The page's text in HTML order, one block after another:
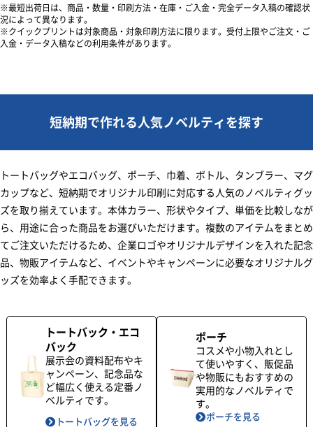
最短出荷日は、商品・数量・印刷方法・在庫・ご入金・完全データ入稿の確認状
況によって異なります。
クイックプリントは対象商品・対象印刷方法に限ります。受付上限やご注文・ご
入金・データ入稿などの利用条件があります。
短納期で作れる人気ノベルティを探す
トートバッグやエコバッグ、ポーチ、巾着、ボトル、タンブラー、マグ
カップなど、短納期でオリジナル印刷に対応する人気のノベルティグッ
ズを取り揃えています。本体カラー、形状やタイプ、単価を比較しなが
ら、用途に合った商品をお選びいただけます。複数のアイテムをまとめ
てご注文いただけるため、企業ロゴやオリジナルデザインを入れた記念
品、物販アイテムなど、イベントやキャンペーンに必要なオリジナルグ
ッズを効率よく手配できます。
トートバック・エコ
バック
展示会の資料配布やキ
ャンペーン、記念品な
ど幅広く使える定番ノ
ベルティです。
トートバッグを見る
ポーチ
コスメや小物入れとし
て使いやすく、販促品
や物販にもおすすめの
実用的なノベルティで
す。
ポーチを見る